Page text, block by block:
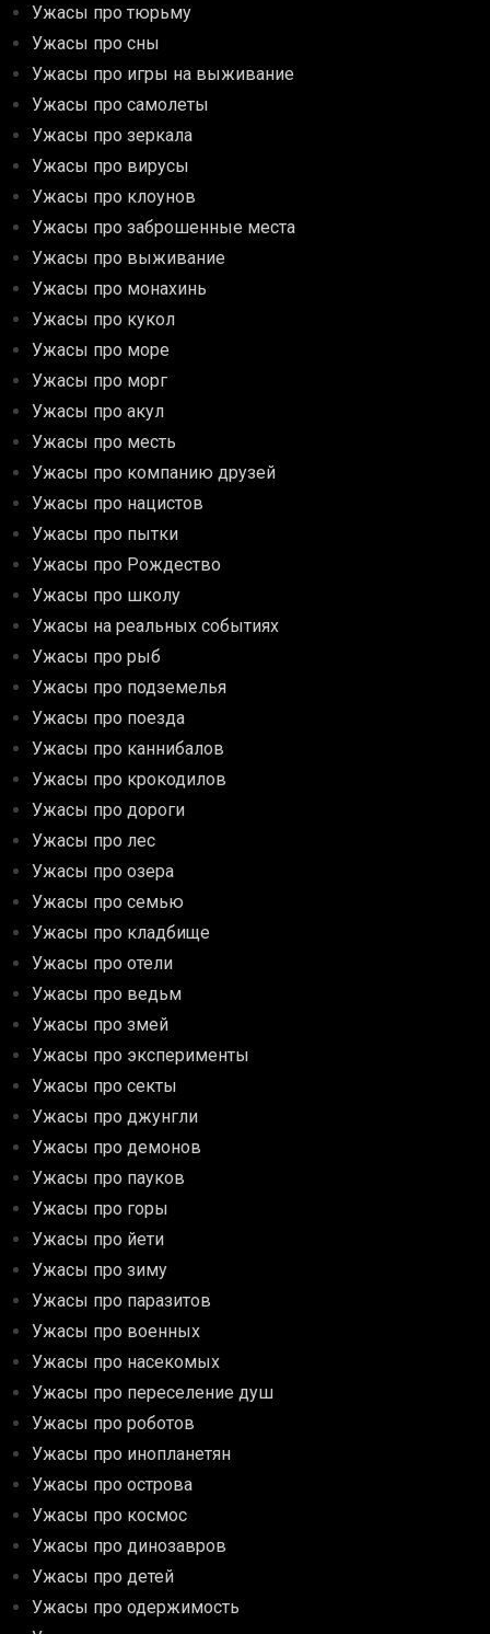
Ужасы про тюрьму
Ужасы про сны
Ужасы про игры на выживание
Ужасы про самолеты
Ужасы про зеркала
Ужасы про вирусы
Ужасы про клоунов
Ужасы про заброшенные места
Ужасы про выживание
Ужасы про монахинь
Ужасы про кукол
Ужасы про море
Ужасы про морг
Ужасы про акул
Ужасы про месть
Ужасы про компанию друзей
Ужасы про нацистов
Ужасы про пытки
Ужасы про Рождество
Ужасы про школу
Ужасы на реальных событиях
Ужасы про рыб
Ужасы про подземелья
Ужасы про поезда
Ужасы про каннибалов
Ужасы про крокодилов
Ужасы про дороги
Ужасы про лес
Ужасы про озера
Ужасы про семью
Ужасы про кладбище
Ужасы про отели
Ужасы про ведьм
Ужасы про змей
Ужасы про эксперименты
Ужасы про секты
Ужасы про джунгли
Ужасы про демонов
Ужасы про пауков
Ужасы про горы
Ужасы про йети
Ужасы про зиму
Ужасы про паразитов
Ужасы про военных
Ужасы про насекомых
Ужасы про переселение душ
Ужасы про роботов
Ужасы про инопланетян
Ужасы про острова
Ужасы про космос
Ужасы про динозавров
Ужасы про детей
Ужасы про одержимость